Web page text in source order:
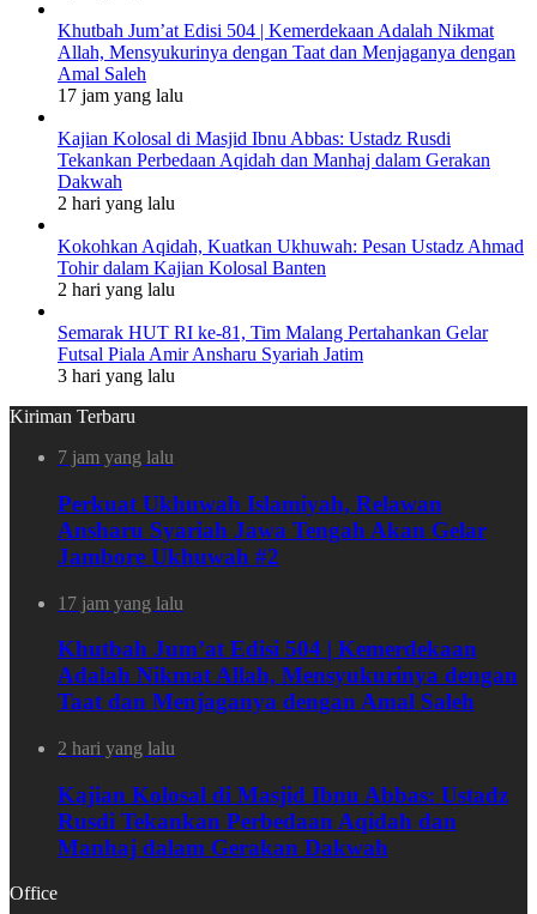
Khutbah Jum’at Edisi 504 | Kemerdekaan Adalah Nikmat
Allah, Mensyukurinya dengan Taat dan Menjaganya dengan
Amal Saleh
17 jam yang lalu
Kajian Kolosal di Masjid Ibnu Abbas: Ustadz Rusdi
Tekankan Perbedaan Aqidah dan Manhaj dalam Gerakan
Dakwah
2 hari yang lalu
Kokohkan Aqidah, Kuatkan Ukhuwah: Pesan Ustadz Ahmad
Tohir dalam Kajian Kolosal Banten
2 hari yang lalu
Semarak HUT RI ke-81, Tim Malang Pertahankan Gelar
Futsal Piala Amir Ansharu Syariah Jatim
3 hari yang lalu
Kiriman Terbaru
7 jam yang lalu
Perkuat Ukhuwah Islamiyah, Relawan
Ansharu Syariah Jawa Tengah Akan Gelar
Jambore Ukhuwah #2
17 jam yang lalu
Khutbah Jum’at Edisi 504 | Kemerdekaan
Adalah Nikmat Allah, Mensyukurinya dengan
Taat dan Menjaganya dengan Amal Saleh
2 hari yang lalu
Kajian Kolosal di Masjid Ibnu Abbas: Ustadz
Rusdi Tekankan Perbedaan Aqidah dan
Manhaj dalam Gerakan Dakwah
Office